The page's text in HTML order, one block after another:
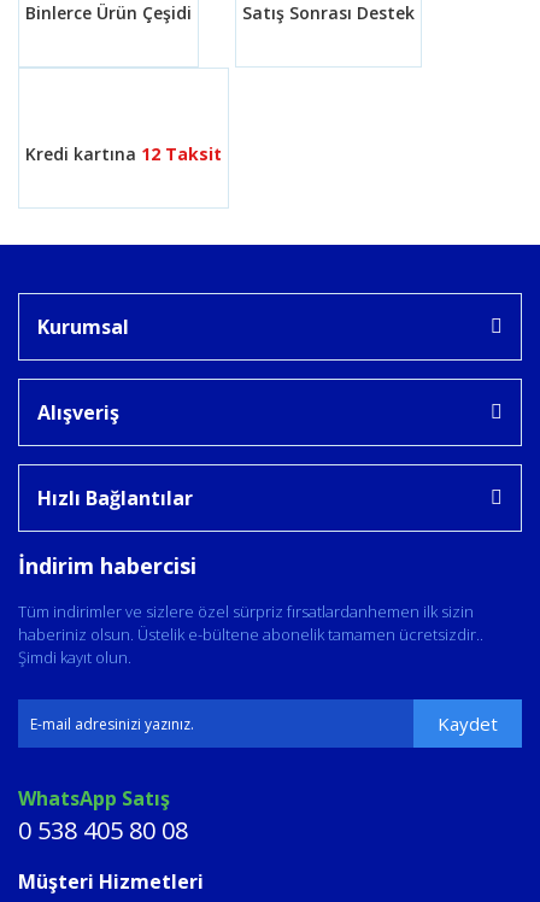
Binlerce Ürün Çeşidi Satış Sonrası Destek
Kredi kartına 12 Taksit
Kurumsal
Alışveriş
Hızlı Bağlantılar
İndirim habercisi
Tüm indirimler ve sizlere özel sürpriz fırsatlardanhemen ilk sizin
haberiniz olsun. Üstelik e-bültene abonelik tamamen ücretsizdir..
Şimdi kayıt olun.
Kaydet
WhatsApp Satış
0 538 405 80 08
Müşteri Hizmetleri